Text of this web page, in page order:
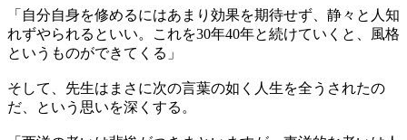
「自分自身を修めるにはあまり効果を期待せず、静々と人知
れずやられるといい。これを30年40年と続けていくと、風格
というものができてくる」
そして、先生はまさに次の言葉の如く人生を全うされたの
だ、という思いを深くする。